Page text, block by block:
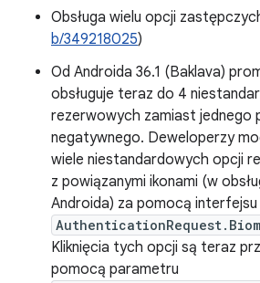
Obsługa wielu opcji
b/349218025)
Od Androida 36.1 (Baklava)
obsługuje teraz do 4
rezerwowych zamiast jednego
negatywnego. Deweloperzy
wiele niestandardowych opcji
z powiązanymi ikonami (w
Androida) za pomocą interfejsu
Kliknięcia tych opcji są teraz
pomocą parametru